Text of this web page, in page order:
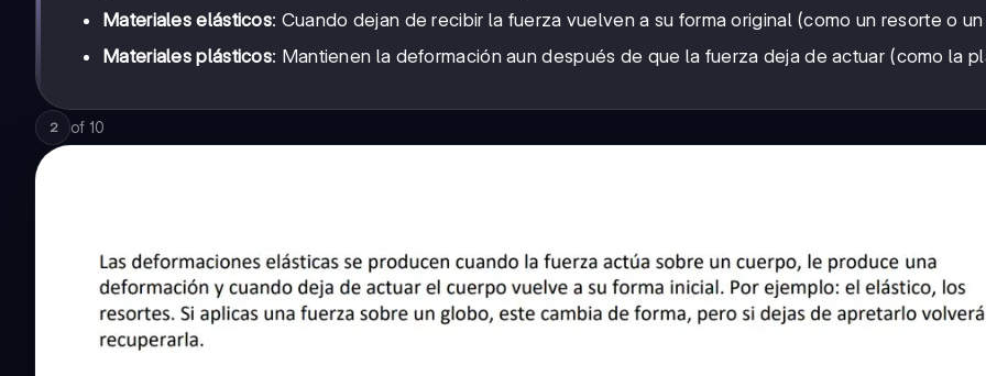
Materiales elásticos: Cuando dejan de recibir la fuerza vuelven a su forma original (como un resorte o
Materiales plásticos: Mantienen la deformación aun después de que la fuerza deja de actuar (como la
2 of 10